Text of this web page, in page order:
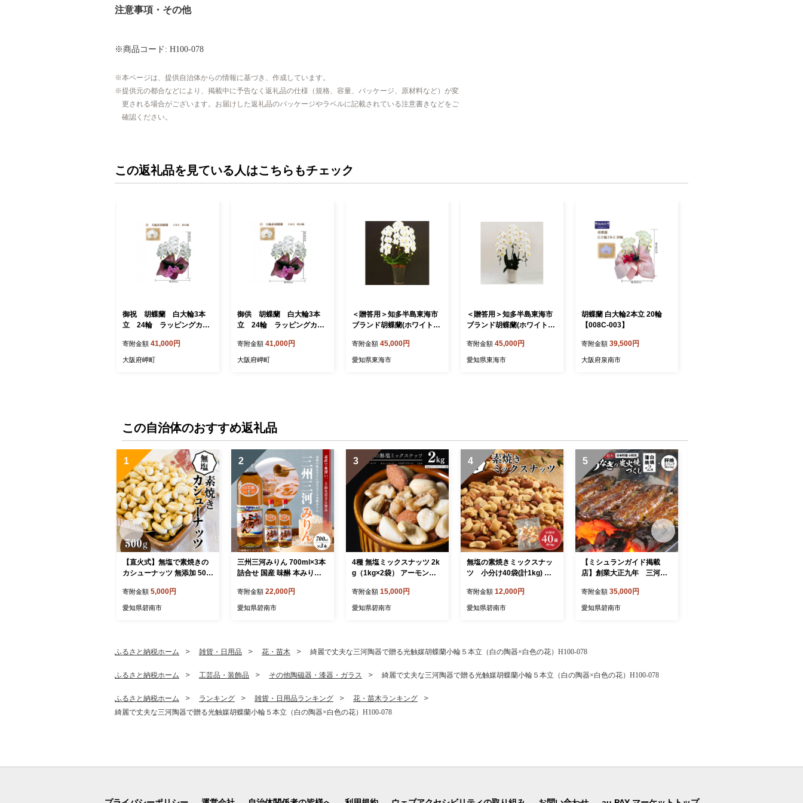
注意事項・その他
※商品コード: H100-078
本ページは、提供自治体からの情報に基づき、作成しています。
提供元の都合などにより、掲載中に予告なく返礼品の仕様（規格、容量、パッケージ、原材料など）が変
更される場合がございます。お届けした返礼品のパッケージやラベルに記載されている注意書きなどをご
確認ください。
この返礼品を見ている人はこちらもチェック
御祝 胡蝶蘭 白大輪3本
立 24輪 ラッピングカラ
寄附金額 41,000円
大阪府岬町
御供 胡蝶蘭 白大輪3本
立 24輪 ラッピングカラ
寄附金額 41,000円
大阪府岬町
＜贈答用＞知多半島東海市
ブランド胡蝶蘭(ホワイトエ
輪以上(つぼみ含む))【1212
418】
寄附金額 45,000円
愛知県東海市
＜贈答用＞知多半島東海市
ブランド胡蝶蘭(ホワイトク
以上(つぼみ含む)【120946
7】
寄附金額 45,000円
愛知県東海市
胡蝶蘭 白大輪2本立 20輪
【008C-003】
寄附金額 39,500円
大阪府泉南市
この自治体のおすすめ返礼品
1
【直火式】無塩で素焼きの
カシューナッツ 無添加 500
寄附金額 5,000円
愛知県碧南市
2
三州三河みりん 700ml×3本
詰合せ 国産 味醂 本みりん
24-022
寄附金額 22,000円
愛知県碧南市
3
4種 無塩ミックスナッツ 2k
g（1kg×2袋） アーモンド
ナッツ くるみ 生ナッツ 直
火焙煎 おつまみ おやつ 大
寄附金額 15,000円
愛知県碧南市
4
無塩の素焼きミックスナッ
ツ 小分け40袋(計1kg) ア
るみ 直火焙煎 栄養豊富 お
つまみ おやつ 大満足 美容
寄附金額 12,000円
愛知県碧南市
5
【ミシュランガイド掲載
店】創業大正九年 三河一
焼1尾、白焼1尾、肝焼２
ｐ） 日本料理 料亭 小伴天
つまぶし 人気 高リピート H
寄附金額 35,000円
愛知県碧南市
ふるさと納税ホーム 雑貨・日用品 花・苗木 綺麗で丈夫な三河陶器で贈る光触媒胡蝶蘭小輪５本立（白の陶器×白色の花）H100-078
ふるさと納税ホーム 工芸品・装飾品 その他陶磁器・漆器・ガラス 綺麗で丈夫な三河陶器で贈る光触媒胡蝶蘭小輪５本立（白の陶器×白色の花）H100-078
ふるさと納税ホーム ランキング 雑貨・日用品ランキング
花・苗木ランキング
綺麗で丈夫な三河陶器で贈る光触媒胡蝶蘭小輪５本立（白の陶器×白色の花）H100-078